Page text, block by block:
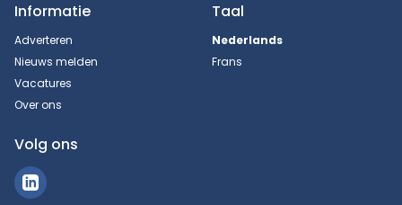
Informatie
Adverteren
Nieuws melden
Vacatures
Over ons
Taal
Nederlands
Frans
Volg ons